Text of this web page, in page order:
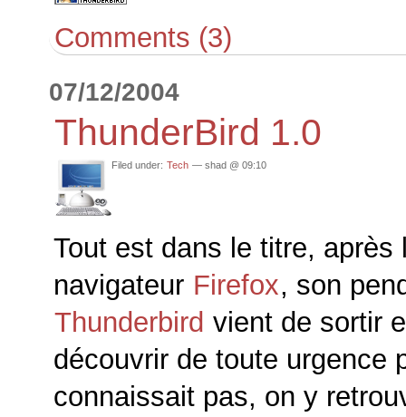
Comments (3)
07/12/2004
ThunderBird 1.0
Filed under: Tech — shad @ 09:10
Tout est dans le titre, après
navigateur Firefox, son
Thunderbird vient de sortir
découvrir de toute urgence
connaissait pas, on y